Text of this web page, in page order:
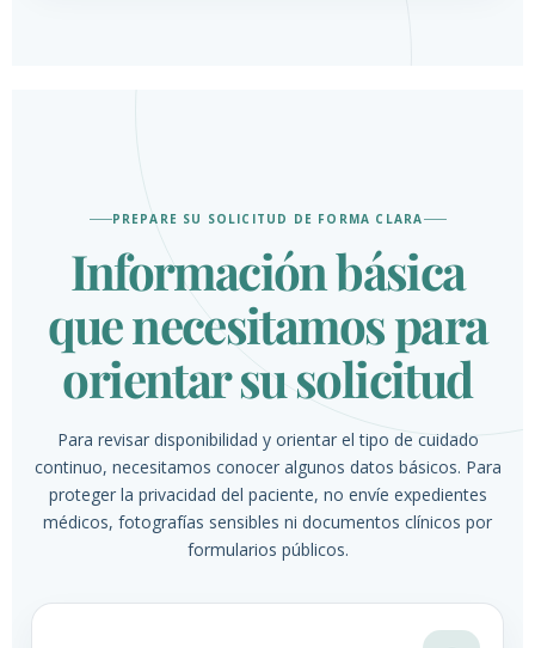
PREPARE SU SOLICITUD DE FORMA CLARA
Información básica
que necesitamos para
orientar su solicitud
Para revisar disponibilidad y orientar el tipo de cuidado
continuo, necesitamos conocer algunos datos básicos. Para
proteger la privacidad del paciente, no envíe expedientes
médicos, fotografías sensibles ni documentos clínicos por
formularios públicos.